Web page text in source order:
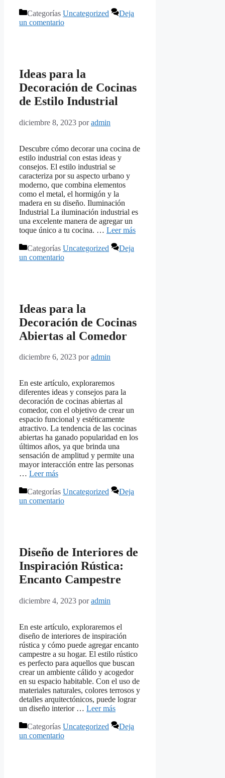
Categorías Uncategorized
Deja
un comentario
Ideas para la
Decoración de Cocinas
de Estilo Industrial
diciembre 8, 2023 poradmin
Descubre cómo decorar una cocina de
estilo industrial con estas ideas y
consejos. El estilo industrial se
caracteriza por su aspecto urbano y
moderno, que combina elementos
como el metal, el hormigón y la
madera en su diseño. Iluminación
Industrial La iluminación industrial es
una excelente manera de agregar un
toque único a tu cocina. … Leer más
Categorías Uncategorized
Deja
un comentario
Ideas para la
Decoración de Cocinas
Abiertas al Comedor
diciembre 6, 2023 poradmin
En este artículo, exploraremos
diferentes ideas y consejos para la
decoración de cocinas abiertas al
comedor, con el objetivo de crear un
espacio funcional y estéticamente
atractivo. La tendencia de las cocinas
abiertas ha ganado popularidad en los
últimos años, ya que brinda una
sensación de amplitud y permite una
mayor interacción entre las personas
… Leer más
Categorías Uncategorized
Deja
un comentario
Diseño de Interiores de
Inspiración Rústica:
Encanto Campestre
diciembre 4, 2023 poradmin
En este artículo, exploraremos el
diseño de interiores de inspiración
rústica y cómo puede agregar encanto
campestre a su hogar. El estilo rústico
es perfecto para aquellos que buscan
crear un ambiente cálido y acogedor
en su espacio habitable. Con el uso de
materiales naturales, colores terrosos y
detalles arquitectónicos, puede lograr
un diseño interior … Leer más
Categorías Uncategorized
Deja
un comentario